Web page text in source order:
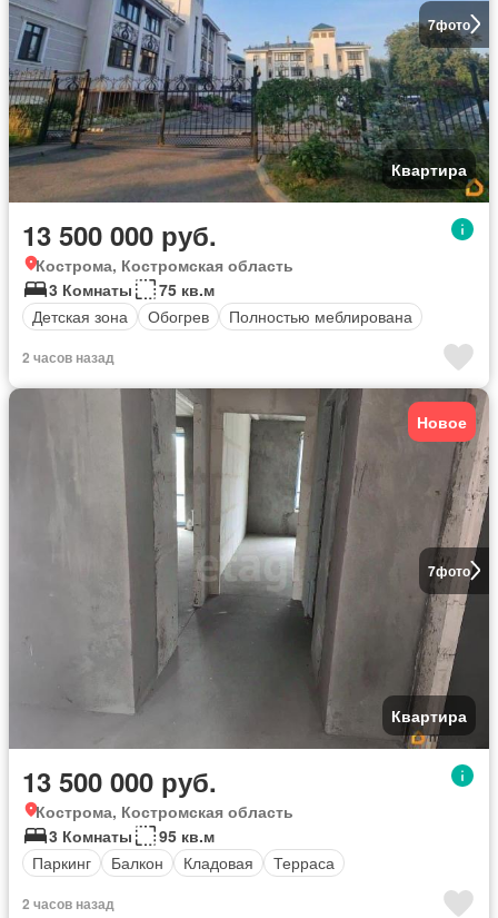
7фото
Квартира
13 500 000 руб.
Кострома, Костромская область
3 Комнаты
75 кв.м
Детская зона
Обогрев Полностью меблирована
2 часов назад
7фото
Новое
Квартира
13 500 000 руб.
Кострома, Костромская область
3 Комнаты
95 кв.м
Паркинг
Балкон Кладовая Терраса
2 часов назад